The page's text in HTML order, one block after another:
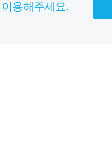
용해주세요.